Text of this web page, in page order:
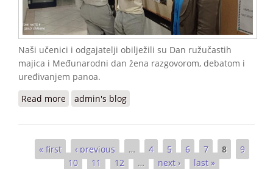
Naši učenici i odgajatelji obilježili su Dan ružučastih
majica i Međunarodni dan žena razgovorom, debatom i
uređivanjem panoa.
Read more about Obilježavanje Međunarodnog dana žena i
admin's blog
Pages« first ‹ previous … 4 5 6 7 8
9
10
11 12 … next › last »